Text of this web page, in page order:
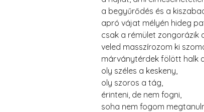
a begyűrődés és a
apró vájat mélyén hideg
csak a rémület zongorázik
veled masszírozom ki
márványtérdek fölött halk
oly széles a keskeny,
oly szoros a tág,
érinteni, de nem fogni,
soha nem fogom